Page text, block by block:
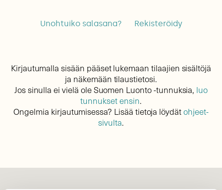
Unohtuiko salasana? Rekisteröidy
Kirjautumalla sisään pääset lukemaan tilaajien sisältöjä
ja näkemään tilaustietosi.
Jos sinulla ei vielä ole Suomen Luonto -tunnuksia, luo
tunnukset ensin.
Ongelmia kirjautumisessa? Lisää tietoja löydätohjeet-
sivulta.